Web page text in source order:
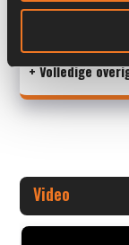
Type 1:
Type 2:
+ Volledige
Video